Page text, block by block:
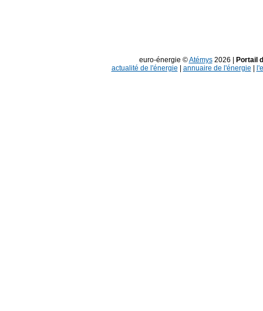
euro-énergie ©Atémys2026 |
Portail
actualité de l'énergie
annuaire de l'énergie